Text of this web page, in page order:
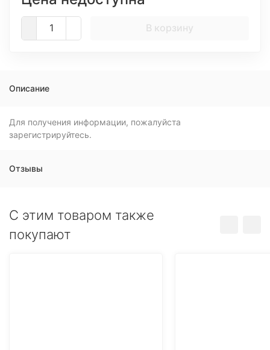
В корзину
Описание
Для получения информации, пожалуйста
зарегистрируйтесь.
Отзывы
C этим товаром также
покупают